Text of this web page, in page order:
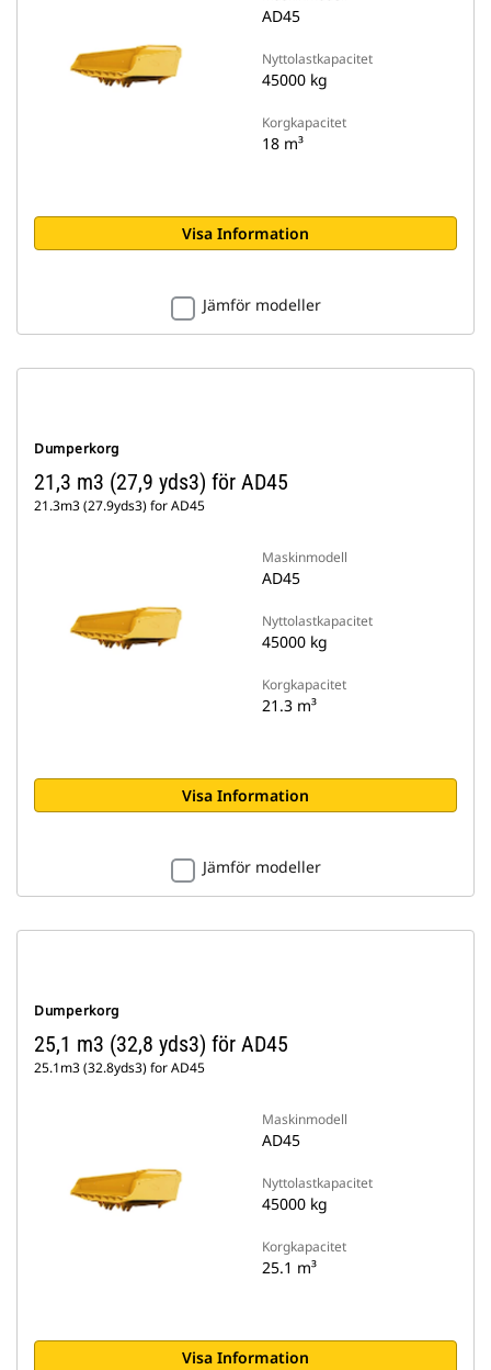
AD45
Nyttolastkapacitet
45000 kg
Korgkapacitet
18 m³
Visa Information
Jämför modeller
Dumperkorg
21,3 m3 (27,9 yds3) för AD45
21.3m3 (27.9yds3) for AD45
Maskinmodell
AD45
Nyttolastkapacitet
45000 kg
Korgkapacitet
21.3 m³
Visa Information
Jämför modeller
Dumperkorg
25,1 m3 (32,8 yds3) för AD45
25.1m3 (32.8yds3) for AD45
Maskinmodell
AD45
Nyttolastkapacitet
45000 kg
Korgkapacitet
25.1 m³
Visa Information